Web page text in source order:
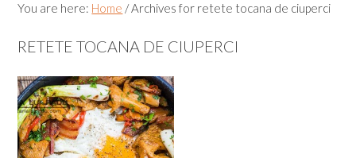
You are here: Home /Archives for retete tocana de ciuperci
RETETE TOCANA DE CIUPERCI